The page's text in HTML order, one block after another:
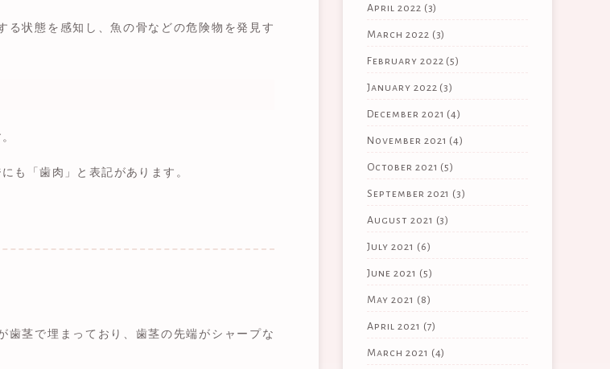
る状態を感知し、魚の骨などの危険物を発見す
も「歯肉」と表記があります。
歯茎で埋まっており、歯茎の先端がシャープな
April 2022 (3)
March 2022 (3)
February 2022 (5)
January 2022 (3)
December 2021 (4)
November 2021 (4)
October 2021 (5)
September 2021 (3)
August 2021 (3)
July 2021 (6)
June 2021 (5)
May 2021 (8)
April 2021 (7)
March 2021 (4)